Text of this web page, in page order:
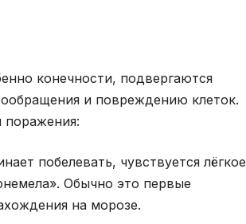
конечности, подвергаются
и повреждению клеток.
поражения:
побелевать, чувствуется лёгкое
Обычно это первые
на морозе.